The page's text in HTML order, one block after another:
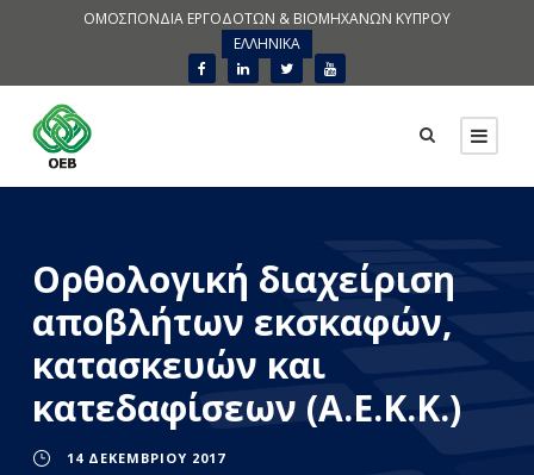
ΟΜΟΣΠΟΝΔΙΑ ΕΡΓΟΔΟΤΩΝ & ΒΙΟΜΗΧΑΝΩΝ ΚΥΠΡΟΥ
ΕΛΛΗΝΙΚΑ
Ορθολογική διαχείριση
αποβλήτων εκσκαφών,
κατασκευών και
κατεδαφίσεων (Α.Ε.Κ.Κ.)
14 ΔΕΚΕΜΒΡΊΟΥ 2017